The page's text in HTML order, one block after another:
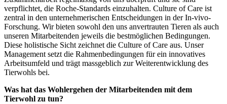
verpflichtet, die Roche-Standards einzuhalten. Culture of Care ist
zentral in den unternehmerischen Entscheidungen in der In-vivo-
Forschung. Wir bieten sowohl den uns anvertrauten Tieren als auch
unseren Mitarbeitenden jeweils die bestmöglichen Bedingungen.
Diese holistische Sicht zeichnet die Culture of Care aus. Unser
Management setzt die Rahmenbedingungen für ein innovatives
Arbeitsumfeld und trägt massgeblich zur Weiterentwicklung des
Tierwohls bei.
Was hat das Wohlergehen der Mitarbeitenden mit dem
Tierwohl zu tun?